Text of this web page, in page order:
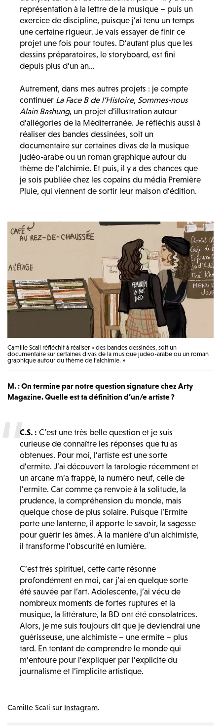
représentation à la lettre de la musique – puis un
exercice de discipline, puisque j’ai tenu un temps
une certaine rigueur. Je vais essayer de finir ce
projet une fois pour toutes. D’autant plus que les
dessins préparatoires, le storyboard, est fini
depuis plus d’un an…
Autrement, dans mes autres projets : je compte
continuer La Face B de l’Histoire, Sommes-nous
Alain Bashung, un projet d’illustration autour
d’allégories de la Méditerranée. Je réfléchis aussi à
réaliser des bandes dessinées, soit un
documentaire sur certaines divas de la musique
judéo-arabe ou un roman graphique autour du
thème de l’alchimie. Et puis, il y a des chances que
je sois publiée chez les copains du média Première
Pluie, qui viennent de sortir leur maison d’édition.
Camille Scali réfléchit à réaliser « des bandes dessinées, soit un
documentaire sur certaines divas de la musique judéo-arabe ou un roman
graphique autour du thème de l’alchimie. »
M. : On termine par notre question signature chez Arty
Magazine. Quelle est ta définition d’un/e artiste ?
C.S. :C’est une très belle question et je suis
curieuse de connaître les réponses que tu as
obtenues. Pour moi, l’artiste est une sorte
d’ermite. J’ai découvert la tarologie récemment et
un arcane m’a frappé, la numéro neuf, celle de
l’ermite. Car comme ça renvoie à la solitude, la
prudence, la compréhension du monde, mais
quelque chose de plus solaire. Puisque l’Ermite
porte une lanterne, il apporte le savoir, la sagesse
pour guérir les âmes. À la manière d’un alchimiste,
il transforme l’obscurité en lumière.
C’est très spirituel, cette carte résonne
profondément en moi, car j’ai en quelque sorte
été sauvée par l’art. Adolescente, j’ai vécu de
nombreux moments de fortes ruptures et la
musique, la littérature, la BD ont été consolatrices.
Alors, je me suis toujours dit que je deviendrai une
guérisseuse, une alchimiste – une ermite – plus
tard. En tentant de comprendre le monde qui
m’entoure pour l’expliquer par l’explicite du
journalisme et l’implicite artistique.
Camille Scali sur Instagram.